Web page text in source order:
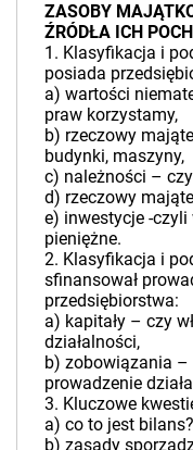
ZASOBY
ŹRÓDŁA ICH
1. Klasyfikacja i
posiada
a) wartości
praw korzystamy,
b) rzeczowy
budynki, maszyny,
c) należności –
d) rzeczowy
e) inwestycje -
pieniężne.
2. Klasyfikacja i
sfinansował
przedsiębiorstwa:
a) kapitały – czy
działalności,
b) zobowiązania –
prowadzenie
3. Kluczowe
a) co to jest bilans?
b) zasady